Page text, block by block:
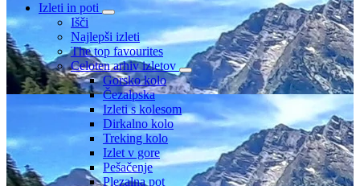
Izleti in poti
Išči
Najlepši izleti
The top favourites
Celoten arhiv izletov
Gorsko kolo
Čezalpska
Izleti s kolesom
Dirkalno kolo
Treking kolo
Izlet v gore
Pešačenje
Plezalna pot